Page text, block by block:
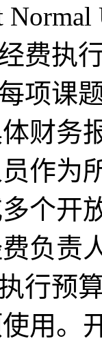
费执
项课
财务
作为
个开
负责
行预
用。